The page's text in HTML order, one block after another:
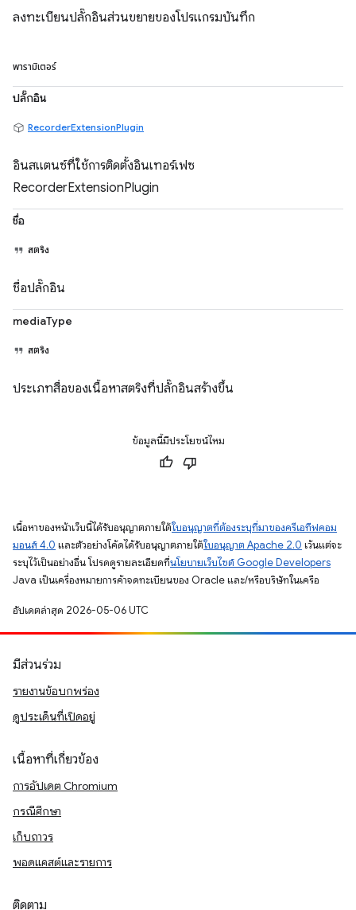
ลงทะเบียนปลั๊กอินส่วนขยายของโปรแกรมบันทึก
พารามิเตอร์
ปลั๊กอิน
RecorderExtensionPlugin
อินสแตนซ์ที่ใช้การติดตั้งอินเทอร์เฟซ
RecorderExtensionPlugin
ชื่อ
สตริง
ชื่อปลั๊กอิน
mediaType
สตริง
ประเภทสื่อของเนื้อหาสตริงที่ปลั๊กอินสร้างขึ้น
ข้อมูลนี้มีประโยชน์ไหม
เนื้อหาของหน้าเว็บนี้ได้รับอนุญาตภายใต้ใบอนุญาตที่ต้องระบุที่มาของครีเอทีฟคอม
มอนส์ 4.0 และตัวอย่างโค้ดได้รับอนุญาตภายใต้ใบอนุญาต Apache 2.0 เว้นแต่จะ
ระบุไว้เป็นอย่างอื่น โปรดดูรายละเอียดที่นโยบายเว็บไซต์ Google Developers
Java เป็นเครื่องหมายการค้าจดทะเบียนของ Oracle และ/หรือบริษัทในเครือ
อัปเดตล่าสุด 2026-05-06 UTC
มีส่วนร่วม
รายงานข้อบกพร่อง
ดูประเด็นที่เปิดอยู่
เนื้อหาที่เกี่ยวข้อง
การอัปเดต Chromium
กรณีศึกษา
เก็บถาวร
พอดแคสต์และรายการ
ติดตาม